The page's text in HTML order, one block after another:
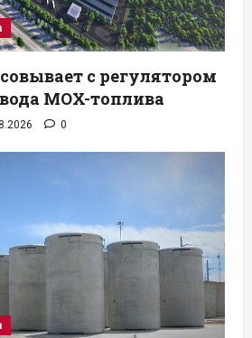
с регулятором
MOX-топлива
0